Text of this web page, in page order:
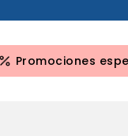
Promociones